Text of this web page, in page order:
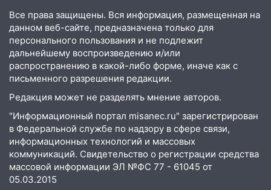
Все права защищены. Вся информация, размещенная на
данном веб-сайте, предназначена только для
персонального пользования и не подлежит
дальнейшему воспроизведению и/или
распространению в какой-либо форме, иначе как с
письменного разрешения редакции.
Редакция может не разделять мнение авторов.
"Информационный портал misanec.ru" зарегистрирован
в Федеральной службе по надзору в сфере связи,
информационных технологий и массовых
коммуникаций. Свидетельство о регистрации средства
массовой информации ЭЛ №ФС 77 - 61045 от
05.03.2015